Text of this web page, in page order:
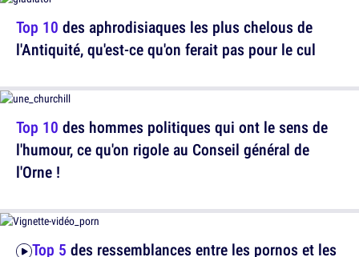
Top 10 des aphrodisiaques les plus chelous de
l'Antiquité, qu'est-ce qu'on ferait pas pour le cul
Top 5 des ressemblances entre les pornos et les
Top 10 des hommes politiques qui ont le sens de
l'humour, ce qu'on rigole au Conseil général de
l'Orne !